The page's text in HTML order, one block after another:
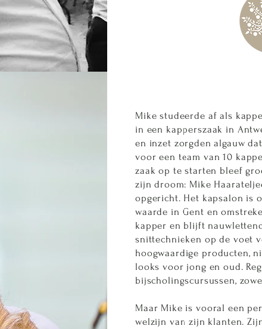
Mike studeerde af als
in een kapperszaak in
en inzet zorgden algauw
voor een team van 10
zaak op te starten bleef
zijn droom: Mike
opgericht. Het kapsalon is
waarde in Gent en
kapper en blijft
snittechnieken op de voet
hoogwaardige producten,
looks voor jong en oud.
bijscholingscursussen,
Maar Mike is vooral een
welzijn van zijn klanten.